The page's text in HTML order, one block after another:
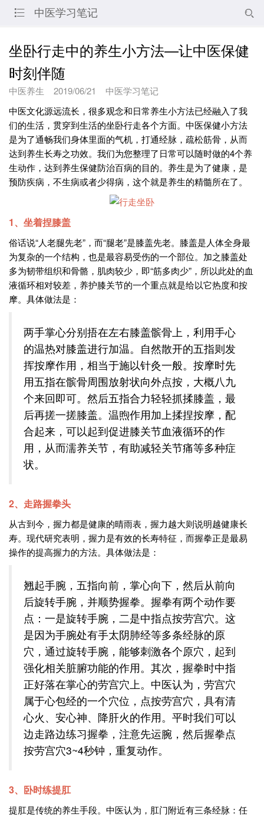
 中医学习笔记 
坐卧行走中的养生小方法—让中医保健
时刻伴随
中医养生 2019/06/21
中医学习笔记
中医文化源远流长，很多观念和日常养生小方法已经融入了我
们的生活，贯穿到生活的坐卧行走各个方面。中医保健小方法
是为了通畅我们身体里面的气机，打通经脉，疏松筋骨，从而
达到养生长寿之功效。我们为您整理了日常可以随时做的4个养
生动作，达到养生保健防治百病的目的。养生是为了健康，是
预防疾病，不生病或者少得病，这个就是养生的精髓所在了。
1、坐着捏膝盖
俗话说“人老腿先老”，而“腿老”是膝盖先老。膝盖是人体全身最
为复杂的一个结构，也是最容易受伤的一个部位。加之膝盖处
多为韧带组织和骨骼，肌肉较少，即“筋多肉少”，所以此处的血
液循环相对较差，养护膝关节的一个重点就是给以它热度和按
摩。具体做法是：
两手掌心分别捂在左右膝盖髌骨上，利用手心
的温热对膝盖进行加温。自然散开的五指则发
挥按摩作用，相当于施以针灸一般。按摩时先
用五指在髌骨周围放射状向外点按，大概八九
个来回即可。然后五指合力轻轻抓揉膝盖，最
后再搓一搓膝盖。温煦作用加上揉捏按摩，配
合起来，可以起到促进膝关节血液循环的作
用，从而濡养关节，有助减轻关节痛等多种症
状。
2、走路握拳头
从古到今，握力都是健康的晴雨表，握力越大则说明越健康长
寿。现代研究表明，握力是有效的长寿特征，而握拳正是最易
操作的提高握力的方法。具体做法是：
翘起手腕，五指向前，掌心向下，然后从前向
后旋转手腕，并顺势握拳。握拳有两个动作要
点：一是旋转手腕，二是中指点按劳宫穴。这
是因为手腕处有手太阴肺经等多条经脉的原
穴，通过旋转手腕，能够刺激各个原穴，起到
强化相关脏腑功能的作用。其次，握拳时中指
正好落在掌心的劳宫穴上。中医认为，劳宫穴
属于心包经的一个穴位，点按劳宫穴，具有清
心火、安心神、降肝火的作用。平时我们可以
边走路边练习握拳，注意先运腕，然后握拳点
按劳宫穴3~4秒钟，重复动作。
3、卧时练提肛
提肛是传统的养生手段。中医认为，肛门附近有三条经脉：任